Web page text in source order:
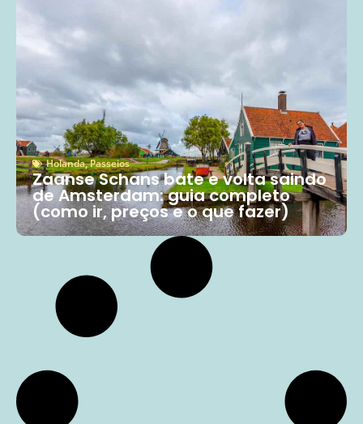
Holanda,Passeios
Zaanse Schans bate e volta saindo
de Amsterdam: guia completo
(como ir, preços e o que fazer)